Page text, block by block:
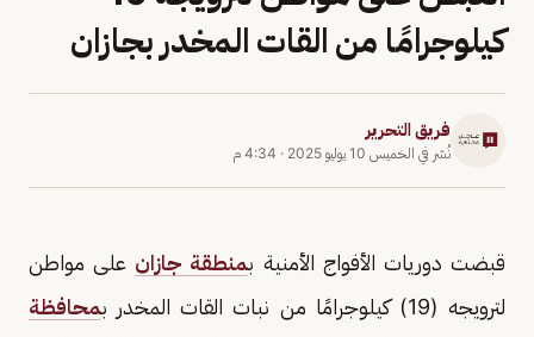
كيلوجرامًا من القات المخدر بجازان
فريق التحرير
نُشر في الخميس 10 يوليو 2025 · 4:34 م
قبضت دوريات الأفواج الأمنية بمنطقة جازان على مواطن
لترويجه (19) كيلوجرامًا من نبات القات المخدر ب
محافظة